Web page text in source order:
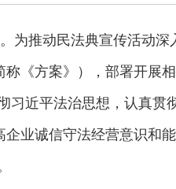
为推动民法典宣传活动
《方案》），部署开展相
习近平法治思想，认真
企业诚信守法经营意识和